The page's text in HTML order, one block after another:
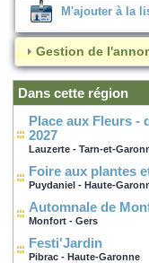
M'ajouter à la
Gestion de
Dans cette région
Place aux Fleurs - dimanche 18 avril
2027
Lauzerte - Tarn-et-
Foire aux plantes
Puydaniel - Haute-
Automnale de
Monfort - Gers
Festi'Jardin
Pibrac - Haute-Garonne